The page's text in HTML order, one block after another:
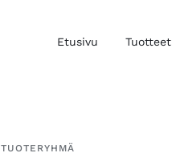
Etusivu Tuotteet
TUOTERYHMÄ